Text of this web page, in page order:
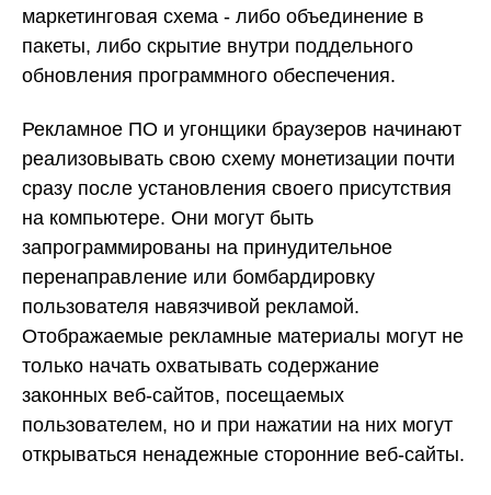
маркетинговая схема - либо объединение в
пакеты, либо скрытие внутри поддельного
обновления программного обеспечения.
Рекламное ПО и угонщики браузеров начинают
реализовывать свою схему монетизации почти
сразу после установления своего присутствия
на компьютере. Они могут быть
запрограммированы на принудительное
перенаправление или бомбардировку
пользователя навязчивой рекламой.
Отображаемые рекламные материалы могут не
только начать охватывать содержание
законных веб-сайтов, посещаемых
пользователем, но и при нажатии на них могут
открываться ненадежные сторонние веб-сайты.